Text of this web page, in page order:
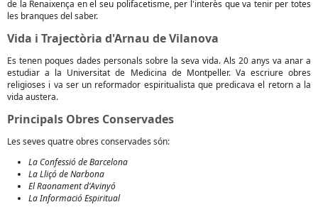
de la Renaixença en el seu polifacetisme, per l'interès que va tenir per totes
les branques del saber.
Vida i Trajectòria d'Arnau de Vilanova
Es tenen poques dades personals sobre la seva vida. Als 20 anys va anar a
estudiar a la Universitat de Medicina de Montpeller. Va escriure obres
religioses i va ser un reformador espiritualista que predicava el retorn a la
vida austera.
Principals Obres Conservades
Les seves quatre obres conservades són:
La Confessió de Barcelona
La Lliçó de Narbona
El Raonament d'Avinyó
La Informació Espiritual